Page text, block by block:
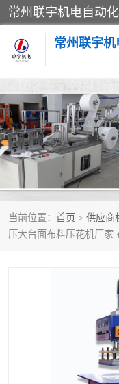
常州联宇机
当前位置： 首页 > 供应商
压大台面布料压花机厂家
压花定型机以及压
高频热合机
超声波复合压花机
3040凹凸压花机
泡壳包装封口机
其他超声波系列